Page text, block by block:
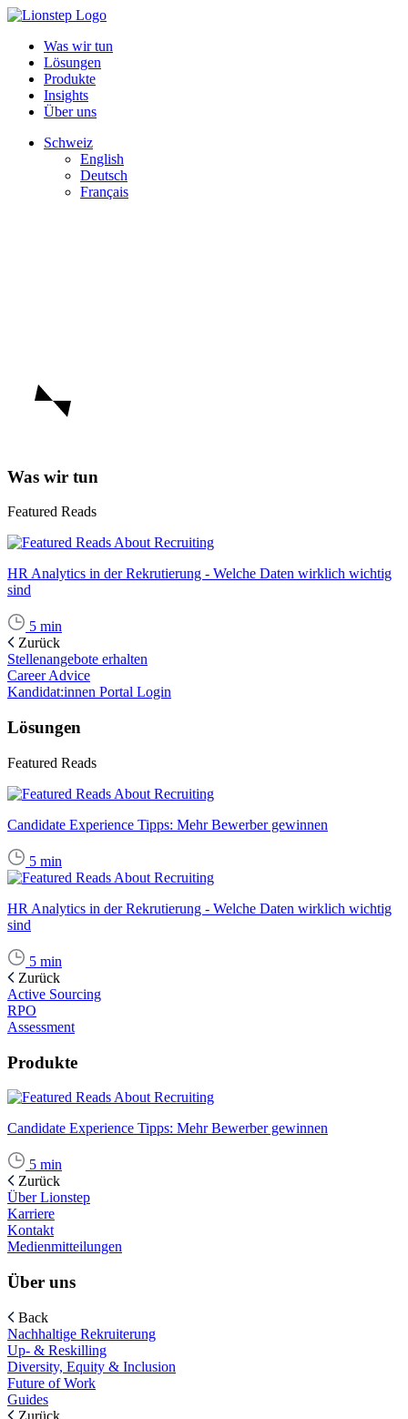
Was wir tun
Lösungen
Produkte
Insights
Über uns
Schweiz
English
Deutsch
Français
Was wir tun
Featured Reads
HR Analytics in der Rekrutierung - Welche Daten wirklich wichtig
sind
5 min
Zurück
Stellenangebote erhalten
Career Advice
Kandidat:innen Portal Login
Lösungen
Featured Reads
Candidate Experience Tipps: Mehr Bewerber gewinnen
5 min
HR Analytics in der Rekrutierung - Welche Daten wirklich wichtig
sind
5 min
Zurück
Active Sourcing
RPO
Assessment
Produkte
Candidate Experience Tipps: Mehr Bewerber gewinnen
5 min
Zurück
Über Lionstep
Karriere
Kontakt
Medienmitteilungen
Über uns
Back
Nachhaltige Rekruiterung
Up- & Reskilling
Diversity, Equity & Inclusion
Future of Work
Guides
Zurück